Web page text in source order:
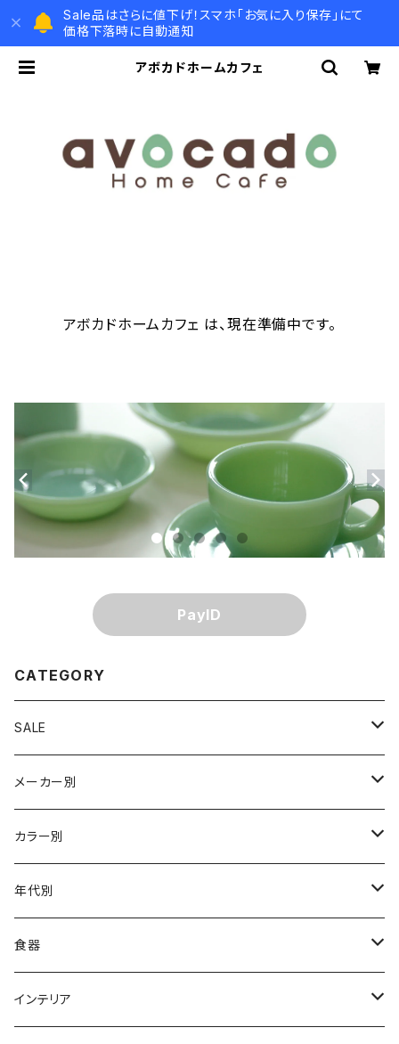
Sale品はさらに値下げ！スマホ「お気に入り保存」にて
価格下落時に自動通知
アボカドホームカフェ
アボカドホームカフェ は、現在準備中です。
PayID
CATEGORY
SALE
単品割引
訳あり値引き
まとめ販売値引き
メーカー別
Akro Agate（Alley/Vitro他）
Anchor Hocking/Fire-King
Ad・Character Print
Bubble
Ball corporation/Mason Jar
CORNING/Pyrex
カラー別
アイボリー
アズライト
イエロー
年代別
1890-1910年代
1910-20年代
食器
皿
インテリア